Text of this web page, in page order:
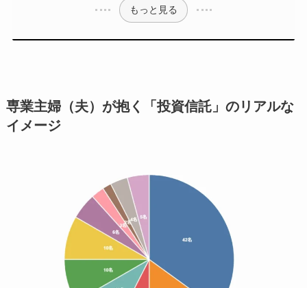
もっと見る
専業主婦（夫）が抱く「投資信託」のリアルな
イメージ